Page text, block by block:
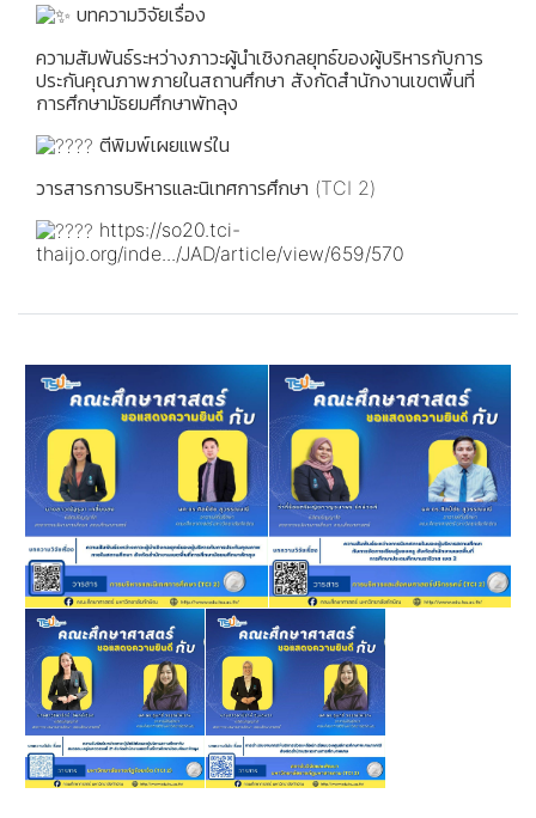
บทความวิจัยเรื่อง
ความสัมพันธ์ระหว่างภาวะผู้นำเชิงกลยุทธ์ของผู้บริหารกับการ
ประกันคุณภาพภายในสถานศึกษา สังกัดสำนักงานเขตพื้นที่
การศึกษามัธยมศึกษาพัทลุง
ตีพิมพ์เผยแพร่ใน
วารสารการบริหารและนิเทศการศึกษา (TCI 2)
https://so20.tci-
thaijo.org/inde.../JAD/article/view/659/570